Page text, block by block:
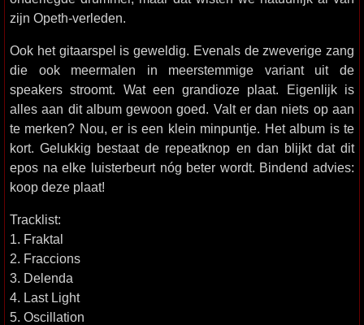
zijn Opeth-verleden.
Ook het gitaarspel is geweldig. Evenals de zweverige zang
die ook meermalen in meerstemmige variant uit de
speakers stroomt. Wat een grandioze plaat. Eigenlijk is
alles aan dit album gewoon goed. Valt er dan niets op aan
te merken? Nou, er is een klein minpuntje. Het album is te
kort. Gelukkig bestaat de repeatknop en dan blijkt dat dit
epos na elke luisterbeurt nóg beter wordt. Bindend advies:
koop deze plaat!
Tracklist:
1. Fraktal
2. Fraccions
3. Delenda
4. Last Light
5. Oscillation